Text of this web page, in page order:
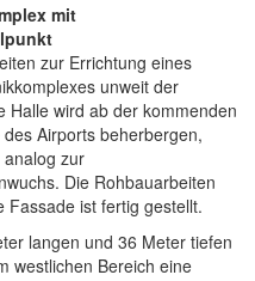
mit
zur Errichtung eines
unweit der
Halle wird ab der kommenden
Airports beherbergen,
zur
Die Rohbauarbeiten
Fassade ist fertig gestellt.
langen und 36 Meter tiefen
westlichen Bereich eine